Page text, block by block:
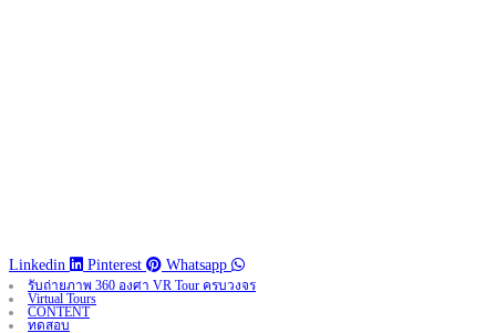
Linkedin Pinterest Whatsapp
รับถ่ายภาพ 360 องศา VR Tour ครบวงจร
Virtual Tours
CONTENT
ทดสอบ